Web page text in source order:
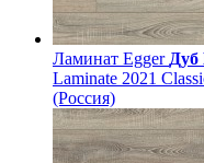
Ламинат Egger Дуб
Laminate 2021
(Россия)